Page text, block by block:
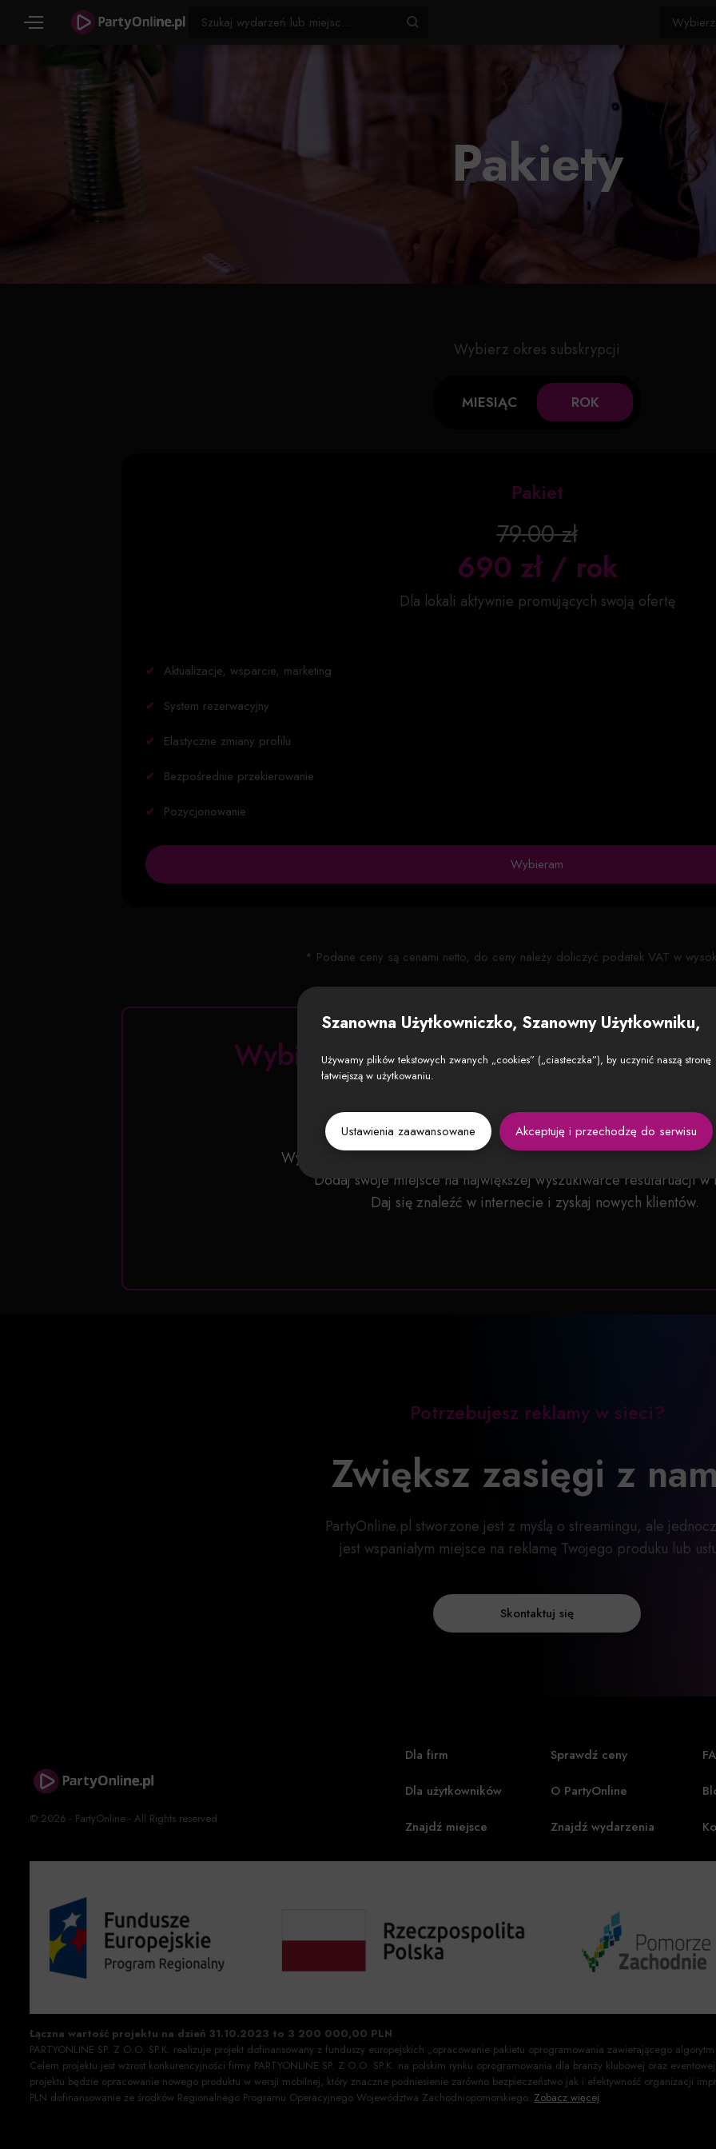
Pakiety
Wybierz okres subskrypcji
MIESIĄC ROK
Pakiet
79.00 zł
690 zł / rok
Dla lokali aktywnie promujących swoją ofertę
✔ Aktualizacje, wsparcie, marketing
✔
System rezerwacyjny
✔
Elastyczne zmiany profilu
✔
Bezpośrednie przekierowanie
✔
Pozycjonowanie
Wybieram
* Podane ceny są cenami netto, do ceny należy doliczyć podatek VAT w
Wybierz pakiet dostosowany do
DOŁĄCZ DO NAS
Wykup pełny dostęp do platformy na 12 miesięcy za jedyna 69 zł
Dodaj swoje miejsce na największej wyszukiwarce resutaruacji w
Daj się znaleźć w internecie i zyskaj nowych klientów.
Potrzebujesz reklamy w sieci?
Zwiększ zasięgi z
PartyOnline.pl stworzone jest z myślą o streamingu, ale
jest wspaniałym miejsce na reklamę Twojego produku lub
Skontaktuj się
© 2026 - PartyOnline - All Rights reserved
Dla firm
Dla użytkowników
Znajdź miejsce
Sprawdź ceny
O PartyOnline
Znajdź wydarzenia
Łączna wartość projektu na dzień 31.10.2023 to 3 200 000,00 PLN
PARTYONLINE SP. Z O.O. SP.K. realizuje projekt dofinansowany z funduszy europejskich „opracowanie pakietu oprogramowania zawierającego
Celem projektu jest wzrost konkurencyjności firmy PARTYONLINE SP. Z O.O. SP.K. na polskim rynku oprogramowania dla branży klubowej oraz
projektu będzie opracowanie nowego produktu w wersji mobilnej, który znaczne podniesienie zarówno bezpieczeństwo jak i efektywność organizacji
PLN dofinansowanie ze środków Regionalnego Programu Operacyjnego Województwa Zachodniopomorskiego. Zobacz więcej
Szanowna Użytkowniczko, Szanowny Użytkowniku,
Używamy plików tekstowych zwanych „cookies” („ciasteczka”), by uczynić naszą stronę
łatwiejszą w użytkowaniu.
Ustawienia zaawansowane Akceptuję i przechodzę do serwisu